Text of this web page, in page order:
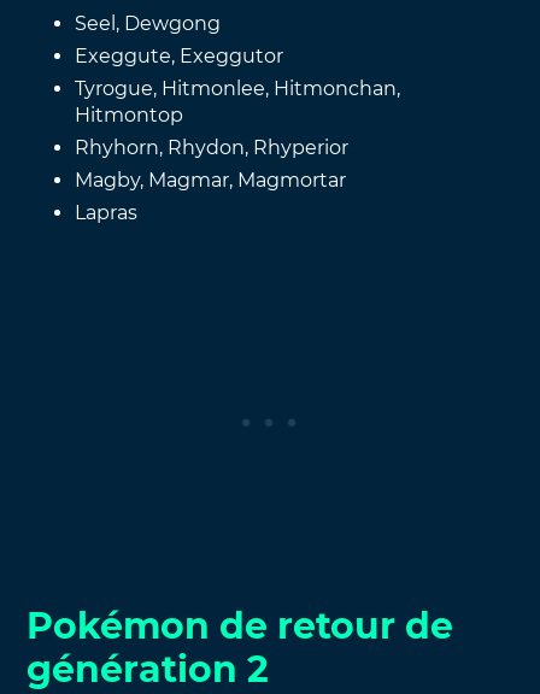
Seel, Dewgong
Exeggute, Exeggutor
Tyrogue, Hitmonlee, Hitmonchan,
Hitmontop
Rhyhorn, Rhydon, Rhyperior
Magby, Magmar, Magmortar
Lapras
Pokémon de retour de
génération 2